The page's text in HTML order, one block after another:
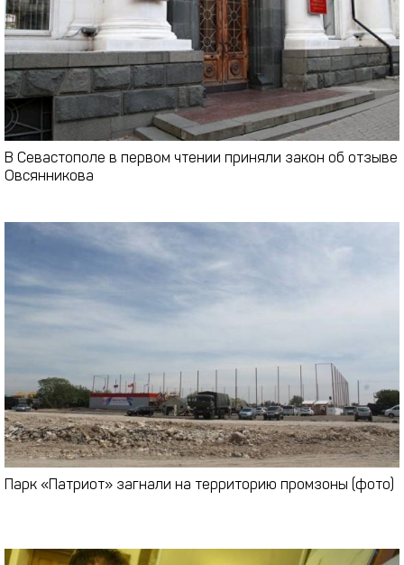
В Севастополе в первом чтении приняли закон об отзыве
Овсянникова
Парк «Патриот» загнали на территорию промзоны (фото)